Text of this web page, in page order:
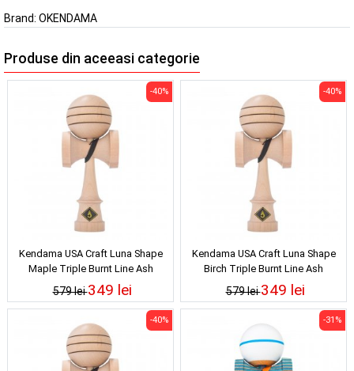
Brand: OKENDAMA
Produse din aceeasi categorie
Kendama USA Craft Luna Shape
Maple Triple Burnt Line Ash
579 lei
-40%
349 lei
Kendama USA Craft Luna Shape
Birch Triple Burnt Line Ash
579 lei
-40%
349 lei
-40% -31%